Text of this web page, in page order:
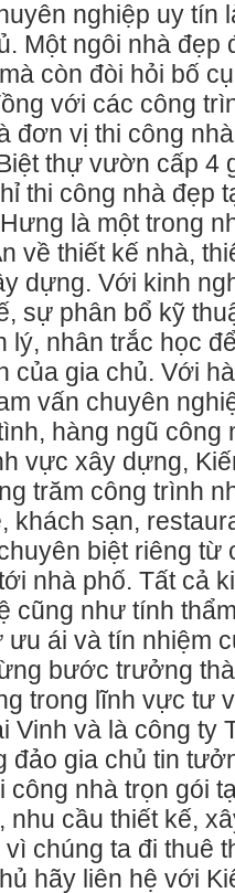
nghiệp uy tín
Một ngôi nhà đẹp
còn đòi hỏi bố
với các công
đơn vị thi công
thự vườn cấp 4
thi công nhà đẹp
là một trong
về thiết kế nhà,
dựng. Với kinh
sự phân bổ kỹ
lý, nhân trắc học
của gia chủ. Với
vấn chuyên
hàng ngũ công
vực xây dựng,
trăm công trình
khách sạn,
biệt riêng từ
nhà phố. Tất cả
cũng như tính
ái và tín nhiệm
bước trưởng
trong lĩnh vực tư
Vinh và là công ty
đảo gia chủ tin
công nhà trọn gói
nhu cầu thiết kế,
chúng ta đi thuê
hãy liên hệ với